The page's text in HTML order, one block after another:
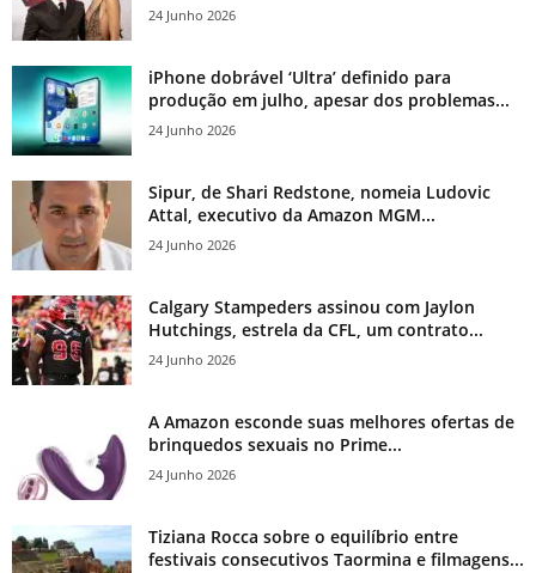
24 Junho 2026
iPhone dobrável ‘Ultra’ definido para
produção em julho, apesar dos problemas...
24 Junho 2026
Sipur, de Shari Redstone, nomeia Ludovic
Attal, executivo da Amazon MGM...
24 Junho 2026
Calgary Stampeders assinou com Jaylon
Hutchings, estrela da CFL, um contrato...
24 Junho 2026
A Amazon esconde suas melhores ofertas de
brinquedos sexuais no Prime...
24 Junho 2026
Tiziana Rocca sobre o equilíbrio entre
festivais consecutivos Taormina e filmagens...